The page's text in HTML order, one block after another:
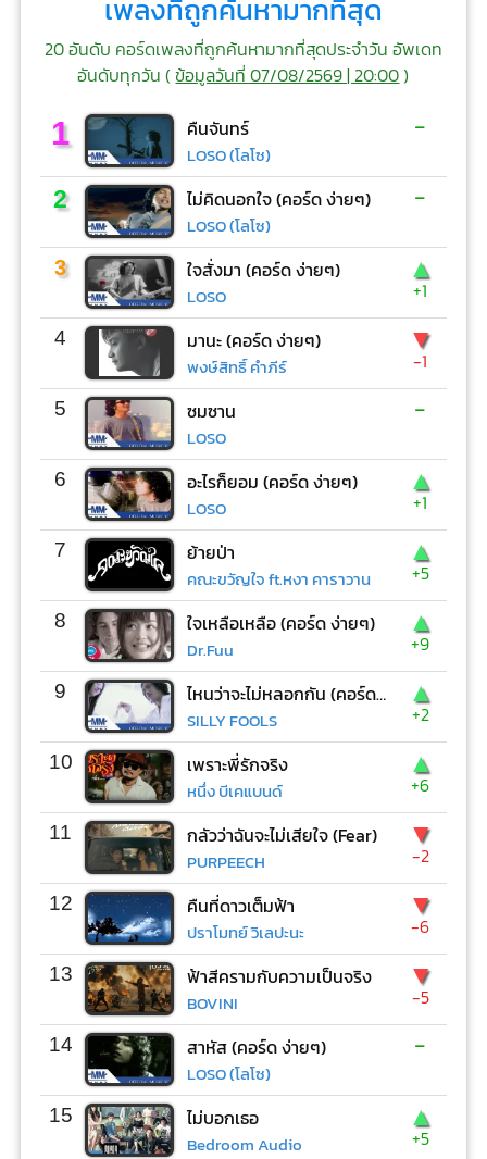
เพลงที่ถูกค้นหามากที่สุด
20 อันดับ คอร์ดเพลงที่ถูกค้นหามากที่สุดประจำวัน อัพเดท
อันดับทุกวัน (ข้อมูลวันที่ 07/08/2569 | 20:00)
1 คืนจันทร์
LOSO (โลโซ)
-
2 ไม่คิดนอกใจ (คอร์ด ง่ายๆ)
LOSO (โลโซ)
-
3 ใจสั่งมา (คอร์ด ง่ายๆ)
LOSO
▲
+1
4 มานะ (คอร์ด ง่ายๆ)
พงษ์สิทธิ์ คำภีร์
▼
-1
5 ซมซาน
LOSO
-
6 อะไรก็ยอม (คอร์ด ง่ายๆ)
LOSO
▲
+1
7 ย้ายป่า
คณะขวัญใจ ft.หงา คาราวาน
▲
+5
8 ใจเหลือเหลือ (คอร์ด ง่ายๆ)
Dr.Fuu
▲
+9
9 ไหนว่าจะไม่หลอกกัน (คอร์ด ง่ายๆ)
SILLY FOOLS
▲
+2
10 เพราะพี่รักจริง
หนึ่ง บีเคแบนด์
▲
+6
11 กลัวว่าฉันจะไม่เสียใจ (Fear)
PURPEECH
▼
-2
12 คืนที่ดาวเต็มฟ้า
ปราโมทย์ วิเลปะนะ
▼
-6
13 ฟ้าสีครามกับความเป็นจริง
BOVINI
▼
-5
14 สาหัส (คอร์ด ง่ายๆ)
LOSO (โลโซ)
-
15 ไม่บอกเธอ
Bedroom Audio
▲
+5